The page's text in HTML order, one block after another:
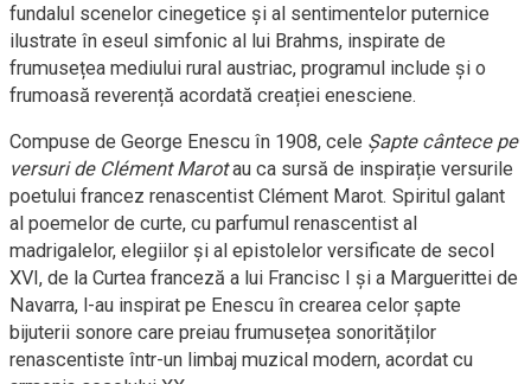
fundalul scenelor cinegetice și al sentimentelor puternice
ilustrate în eseul simfonic al lui Brahms, inspirate de
frumusețea mediului rural austriac, programul include și o
frumoasă reverență acordată creației enesciene.
Compuse de George Enescu în 1908, cele Șapte cântece pe
versuri de Clément Marotau ca sursă de inspirație versurile
poetului francez renascentist Clément Marot. Spiritul galant
al poemelor de curte, cu parfumul renascentist al
madrigalelor, elegiilor și al epistolelor versificate de secol
XVI, de la Curtea franceză a lui Francisc I și a Marguerittei de
Navarra, l-au inspirat pe Enescu în crearea celor șapte
bijuterii sonore care preiau frumusețea sonorităților
renascentiste într-un limbaj muzical modern, acordat cu